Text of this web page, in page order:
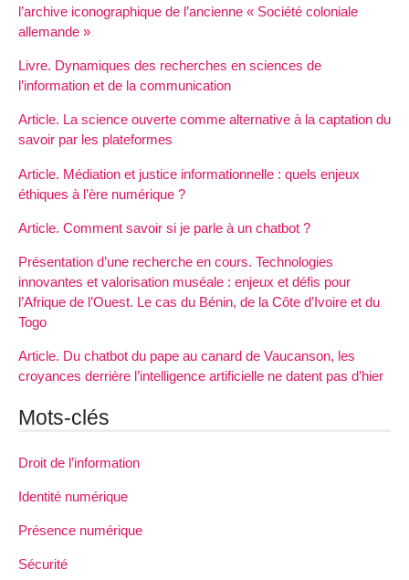
l’archive iconographique de l’ancienne « Société coloniale
allemande »
Livre. Dynamiques des recherches en sciences de
l’information et de la communication
Article. La science ouverte comme alternative à la captation du
savoir par les plateformes
Article. Médiation et justice informationnelle : quels enjeux
éthiques à l’ère numérique ?
Article. Comment savoir si je parle à un chatbot ?
Présentation d’une recherche en cours. Technologies
innovantes et valorisation muséale : enjeux et défis pour
l’Afrique de l’Ouest. Le cas du Bénin, de la Côte d’Ivoire et du
Togo
Article. Du chatbot du pape au canard de Vaucanson, les
croyances derrière l’intelligence artificielle ne datent pas d’hier
Mots-clés
Droit de l’information
Identité numérique
Présence numérique
Sécurité